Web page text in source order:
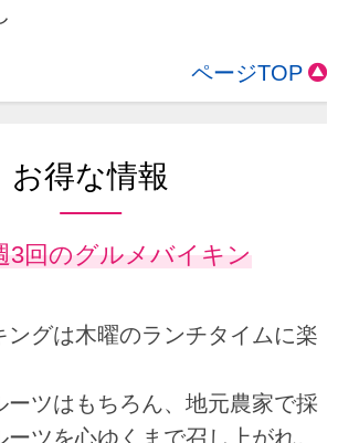
ページTOP
お得な情報
3回のグルメバイキン
ングは木曜のランチタイムに楽
ーツはもちろん、地元農家で採
ツを心ゆくまで召し上がれ。